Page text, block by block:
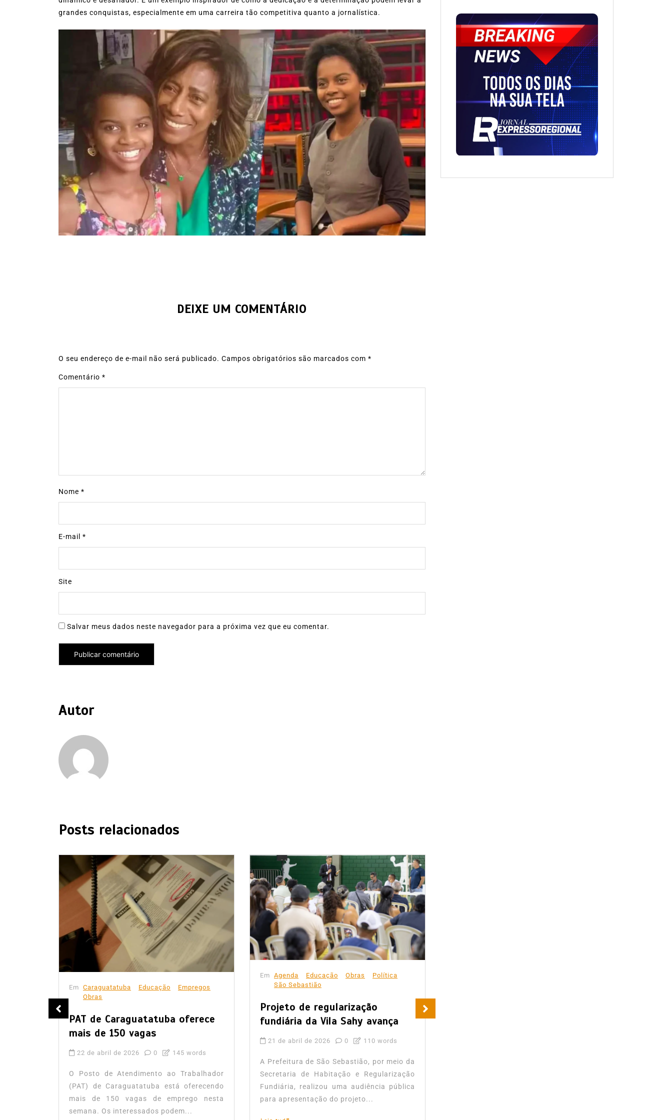
grandes conquistas, especialmente em uma carreira tão competitiva quanto a jornalística.
DEIXE UM COMENTÁRIO
O seu endereço de e-mail não será publicado. Campos obrigatórios são marcados com *
Comentário *
Nome *
E-mail *
Site
Salvar meus dados neste navegador para a próxima vez que eu comentar.
Autor
Posts relacionados
Em Caraguatatuba Educação
Empregos
Obras
PAT de Caraguatatuba oferece
mais de 150 vagas
22 de abril de 2026 0 145 words
O Posto de Atendimento ao Trabalhador
(PAT) de Caraguatatuba está oferecendo
mais de 150 vagas de emprego nesta
semana. Os interessados podem...
Em Agenda Educação Obras
Política
São Sebastião
Projeto de regularização
fundiária da Vila Sahy avança
21 de abril de 2026 0 110 words
A Prefeitura de São Sebastião, por meio da
Secretaria de Habitação e Regularização
Fundiária, realizou uma audiência pública
para apresentação do projeto...